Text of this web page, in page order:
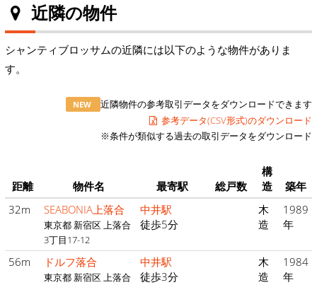
近隣の物件
シャンティブロッサムの近隣には以下のような物件がありま
す。
NEW
近隣物件の参考取引データをダウンロードできます
参考データ(CSV形式)のダウンロード
※条件が類似する過去の取引データをダウンロード
距離 物件名 最寄駅 総戸数
構
造
築年
32m
SEABONIA上落合
東京都 新宿区 上落合
3丁目17-12
中井駅
徒歩5分
木
造
1989
年
56m ドルフ落合
東京都 新宿区 上落合
中井駅
徒歩3分
木
造
1984
年